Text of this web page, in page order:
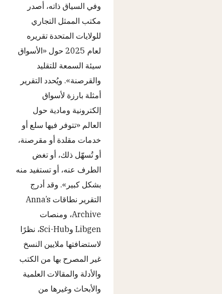
وفي السياق ذاته، أصدر
مكتب الممثل التجاري
للولايات المتحدة تقريره
لعام 2025 حول «الأسواق
سيئة السمعة للتقليد
والقرصنة». ويُحدد التقرير
أمثلة بارزة لأسواق
إلكترونية ومادية حول
العالم «تتوفر فيها سلع أو
خدمات مقلدة أو مقرصنة،
أو تُسهّل ذلك، أو تغض
الطرف عنه، أو تستفيد منه
بشكل كبير». وقد أدرج
التقرير نطاقات Anna’s
Archive، ومنصات
Libgen وSci-Hub، نظرًا
لاستضافتها ملايين النسخ
غير المصرح بها من الكتب
والأدلة والمقالات العلمية
والأبحاث وغيرها من